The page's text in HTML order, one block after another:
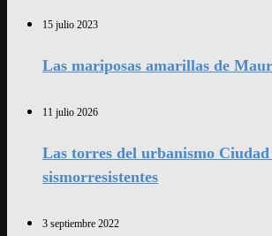
15 julio 2023
Las mariposas amarillas de
11 julio 2026
Las torres del urbanismo
sismorresistentes
3 septiembre 2022